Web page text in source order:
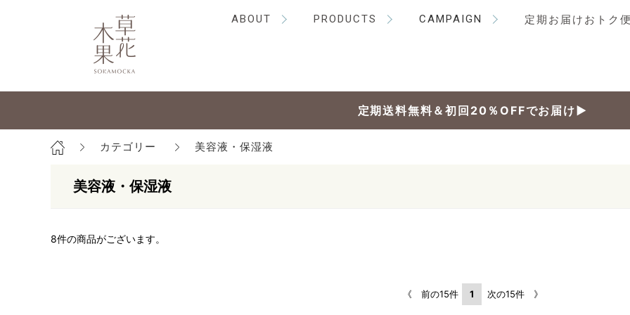
ABOUT PRODUCTS CAMPAIGN 定期お届けおトク
定期送料無料＆初回20％OFFでお届け▶
カテゴリー 美容液・保湿液
美容液・保湿液
8件の商品がございます。
《 前の15件 1 次の15件 》